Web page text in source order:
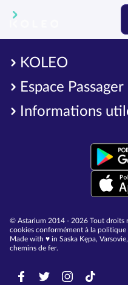
KOLEO
Espace Passager
Informations
© Astarium 2014 - 2026 Tout droits
cookies conformément à la
Made with ♥︎ in Saska Kępa,
chemins de fer.